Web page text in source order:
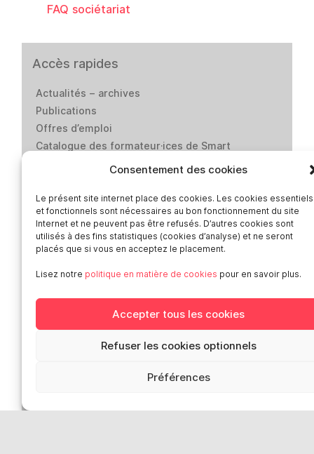
Consentement des cookies
Le présent site internet place des cookies. Les cookies essentiels
et fonctionnels sont nécessaires au bon fonctionnement du site
Internet et ne peuvent pas être refusés. D’autres cookies sont
utilisés à des fins statistiques (cookies d’analyse) et ne seront
placés que si vous en acceptez le placement.
Lisez notre politique en matière de cookies pour en savoir plus.
Accepter tous les cookies
Refuser les cookies optionnels
Préférences
FAQ sociétariat
Accès rapides
Actualités – archives
Publications
Offres d’emploi
Catalogue des formateur·ices de Smart
Médiation-Réclamation
Politique de protection des données
personnelles
Mentions légales
Loi “lanceurs d’alerte”: effectuez un signalement
Réseaux sociaux